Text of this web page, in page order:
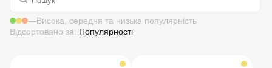
—Висока, середня та низька популярність
Відсортовано за: Популярності